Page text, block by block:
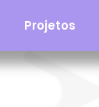
Projetos